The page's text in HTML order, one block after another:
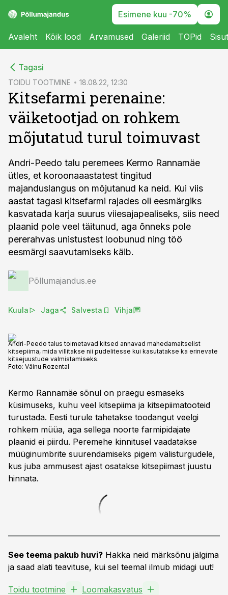
Esimene kuu -70%
Avaleht Kõik lood Arvamused Galeriid TOPid
Tagasi
TOIDU TOOTMINE 18.08.22, 12:30
Kitsefarmi perenaine:
väiketootjad on rohkem
mõjutatud turul toimuvast
Andri-Peedo talu peremees Kermo Rannamäe
ütles, et koroonaaastatest tingitud
majanduslangus on mõjutanud ka neid. Kui viis
aastat tagasi kitsefarmi rajades oli eesmärgiks
kasvatada karja suurus viiesajapealiseks, siis need
plaanid pole veel täitunud, aga õnneks pole
pererahvas unistustest loobunud ning töö
eesmärgi saavutamiseks käib.
Põllumajandus.ee
Kuula Jaga Salvesta Vihja
Andri-Peedo talus toimetavad kitsed annavad mahedamaitselist
kitsepiima, mida villitakse nii pudelitesse kui kasutatakse ka erinevate
kitsejuustude valmistamiseks.
Foto: Väinu Rozental
Kermo Rannamäe sõnul on praegu esmaseks
küsimuseks, kuhu veel kitsepiima ja kitsepiimatooteid
turustada. Eesti turule tahetakse toodangut veelgi
rohkem müüa, aga sellega noorte farmipidajate
plaanid ei piirdu. Peremehe kinnitusel vaadatakse
müüginumbrite suurendamiseks pigem välisturgudele,
kus juba ammusest ajast osatakse kitsepiimast juustu
hinnata.
See teema pakub huvi? Hakka neid märksõnu jälgima
ja saad alati teavituse, kui sel teemal ilmub midagi uut!
Toidu tootmine Loomakasvatus